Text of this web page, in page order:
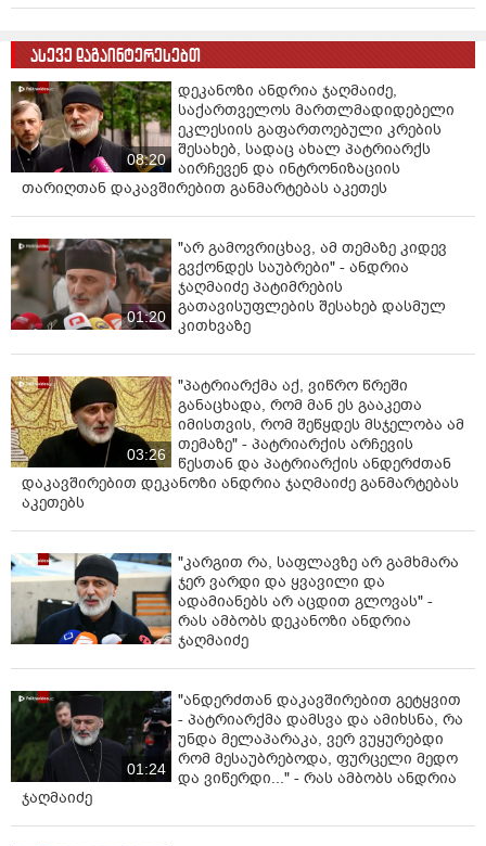
ასევე დაგაინტერესებთ
08:20
დეკანოზი ანდრია ჯაღმაიძე,
საქართველოს მართლმადიდებელი
ეკლესიის გაფართოებული კრების
შესახებ, სადაც ახალ პატრიარქს
აირჩევენ და ინტრონიზაციის
თარიღთან დაკავშირებით განმარტებას აკეთეს
01:20
"არ გამოვრიცხავ, ამ თემაზე კიდევ
გვქონდეს საუბრები" - ანდრია
ჯაღმაიძე პატიმრების
გათავისუფლების შესახებ დასმულ
კითხვაზე
03:26
"პატრიარქმა აქ, ვიწრო წრეში
განაცხადა, რომ მან ეს გააკეთა
იმისთვის, რომ შეწყდეს მსჯელობა ამ
თემაზე" - პატრიარქის არჩევის
წესთან და პატრიარქის ანდერძთან
დაკავშირებით დეკანოზი ანდრია ჯაღმაიძე განმარტებას
აკეთებს
"კარგით რა, საფლავზე არ გამხმარა
ჯერ ვარდი და ყვავილი და
ადამიანებს არ აცდით გლოვას" -
რას ამბობს დეკანოზი ანდრია
ჯაღმაიძე
01:24
"ანდერძთან დაკავშირებით გეტყვით
- პატრიარქმა დამსვა და ამიხსნა, რა
უნდა მელაპარაკა, ვერ ვუყურებდი
რომ მესაუბრებოდა, ფურცელი მედო
და ვიწერდი..." - რას ამბობს ანდრია
ჯაღმაიძე